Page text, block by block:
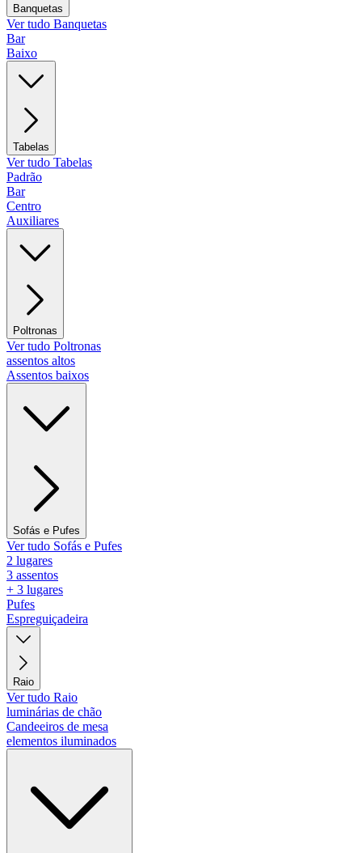
Banquetas
Ver tudo Banquetas
Bar
Baixo
Tabelas
Ver tudo Tabelas
Padrão
Bar
Centro
Auxiliares
Poltronas
Ver tudo Poltronas
assentos altos
Assentos baixos
Sofás e Pufes
Ver tudo Sofás e Pufes
2 lugares
3 assentos
+ 3 lugares
Pufes
Espreguiçadeira
Raio
Ver tudo Raio
luminárias de chão
Candeeiros de mesa
elementos iluminados